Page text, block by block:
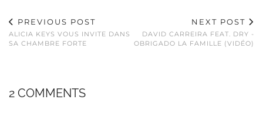
PREVIOUS POST
ALICIA KEYS VOUS INVITE DANS
SA CHAMBRE FORTE
NEXT POST
DAVID CARREIRA FEAT. DRY -
OBRIGADO LA FAMILLE (VIDÉO)
2 COMMENTS